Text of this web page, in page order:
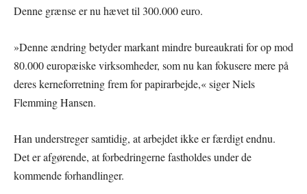
Denne grænse er nu hævet til 300.000 euro.
»Denne ændring betyder markant mindre bureaukrati for op mod
80.000 europæiske virksomheder, som nu kan fokusere mere på
deres kerneforretning frem for papirarbejde,« siger Niels
Flemming Hansen.
Han understreger samtidig, at arbejdet ikke er færdigt endnu.
Det er afgørende, at forbedringerne fastholdes under de
kommende forhandlinger.